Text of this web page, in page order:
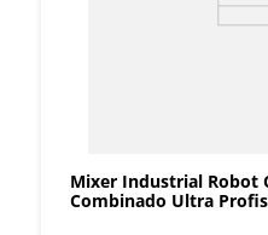
Mixer Industrial Robot
Combinado Ultra